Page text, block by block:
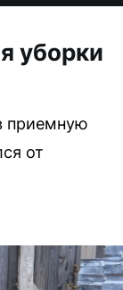
уборки
приемную
от